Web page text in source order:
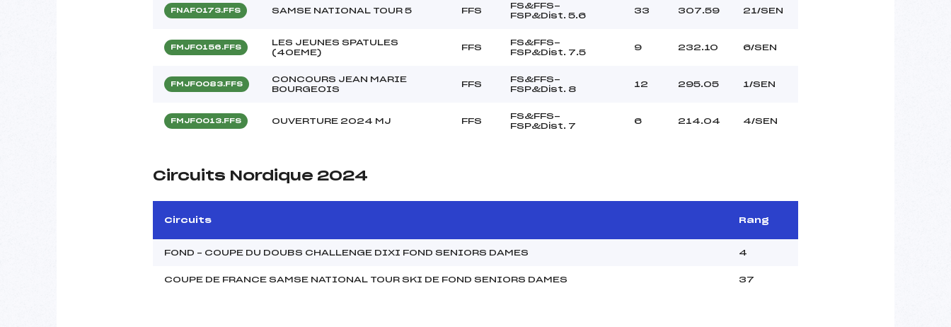
FNAF0173.FFS SAMSE NATIONAL TOUR 5 FFS
FS&FFS-
FSP&Dist. 5.6
33 307.59 21/SEN
FMJF0156.FFS
LES JEUNES SPATULES
(40EME)
FFS
FS&FFS-
FSP&Dist. 7.5
9 232.10 6/SEN
FMJF0083.FFS
CONCOURS JEAN MARIE
BOURGEOIS
FFS
FS&FFS-
FSP&Dist. 8
12 295.05 1/SEN
FMJF0013.FFS OUVERTURE 2024 MJ FFS
FS&FFS-
FSP&Dist. 7
6 214.04 4/SEN
Circuits Nordique 2024
Circuits Rang
FOND – COUPE DU DOUBS CHALLENGE DIXI FOND SENIORS DAMES 4
COUPE DE FRANCE SAMSE NATIONAL TOUR SKI DE FOND SENIORS DAMES 37